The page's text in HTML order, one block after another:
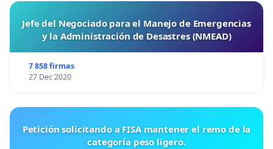
Jefe del Negociado para el Manejo de Emergencias
y la Administración de Desastres (NMEAD)
7 858 firmas
27 Dec 2020
Petición solicitando a FISA mantener el remo de la
categoría peso ligero.